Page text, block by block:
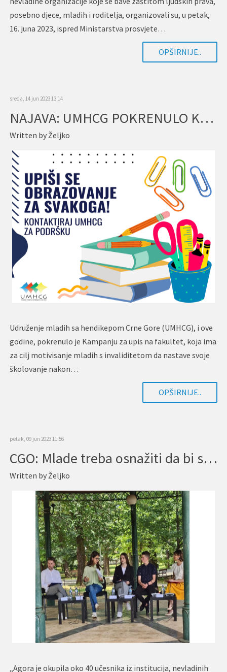
posebno djece, mladih i roditelja, organizovali su, u petak,
16. juna 2023, ispred Ministarstva prosvjete…
OPŠIRNIJE..
sreda, 14 jun 2023 13:14
NAJAVA: UMHCG POKRENULO KAMPANJU ZA UPIS NA FAKULTET
Written by Željko
Udruženje mladih sa hendikepom Crne Gore (UMHCG), i ove
godine, pokrenulo je Kampanju za upis na fakultet, koja ima
za cilj motivisanje mladih s invaliditetom da nastave svoje
školovanje nakon…
OPŠIRNIJE..
petak, 09 jun 2023 11:56
CGO: Mlade treba osnažiti da bi se oduprli radikalizaciji
Written by Željko
„Agora je okupila oko 40 učesnika iz institucija, nevladinih